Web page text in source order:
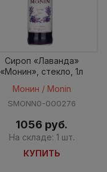
Сироп «Лаванда»
«Монин», стекло, 1л
Монин / Monin
SMONN0-000276
1056 руб.
На складе: 1 шт.
КУПИТЬ